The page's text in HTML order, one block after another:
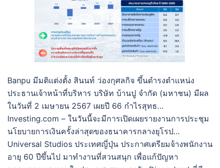
Banpu มีมติแต่งตั้ง สินนท์ ว่องกุศลกิจ ขึ้นดำรงตำแหน่ง
ประธานเจ้าหน้าที่บริหาร บริษัท บ้านปู จำกัด (มหาชน) มีผล
ในวันที่ 2 เมษายน 2567 เผยปี 66 กำไรสุทธ…
Investing.com – ในวันนี้จะมีการเปิดเผยรายงานการประชุม
นโยบายการเงินครั้งล่าสุดของธนาคารกลางยุโรป…
Universal Studios ประเทศญี่ปุ่น ประกาศเตรียมจ้างพนักงาน
อายุ 60 ปีขึ้นไป มาทำงานที่สวนสนุก เพื่อแก้ปัญหา